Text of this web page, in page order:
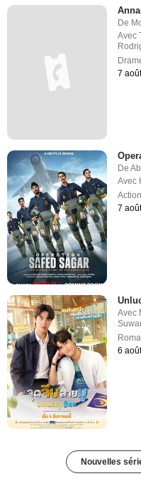
De
Avec
7
De
Avec
Action
7
Avec
6
Nouvelles